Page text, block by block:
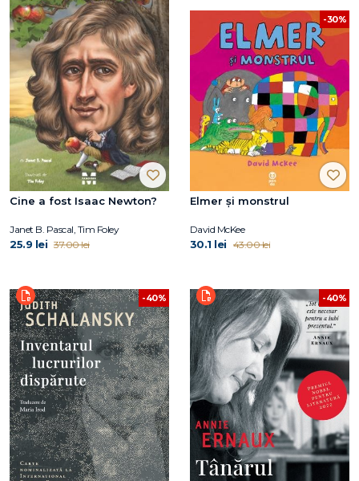
Cine a fost Isaac Newton?
Janet B. Pascal, Tim Foley
25.9 lei 37.00 lei
-30%
Elmer şi monstrul
David McKee
30.1 lei 43.00 lei
-40% -40%